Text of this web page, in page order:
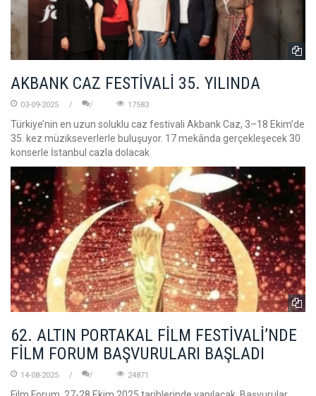
AKBANK CAZ FESTİVALİ 35. YILINDA
03-09-2025 17583
Türkiye’nin en uzun soluklu caz festivali Akbank Caz, 3–18 Ekim’de
35. kez müzikseverlerle buluşuyor. 17 mekânda gerçekleşecek 30
konserle İstanbul cazla dolacak
62. ALTIN PORTAKAL FİLM FESTİVALİ’NDE
FİLM FORUM BAŞVURULARI BAŞLADI
14-08-2025 24871